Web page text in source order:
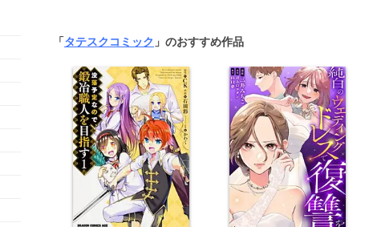
「タテスクコミック 」のおすすめ作品